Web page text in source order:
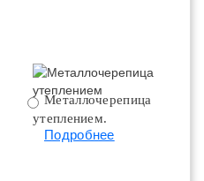
Металлочерепица с
утеплением.
Подробнее